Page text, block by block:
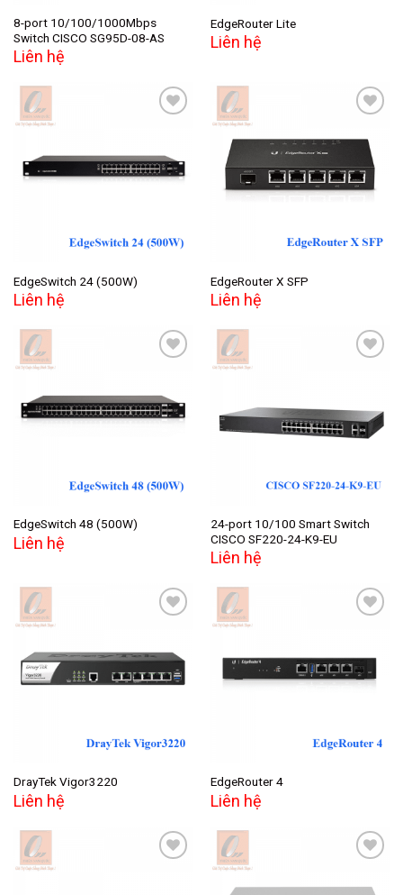
8-port 10/100/1000Mbps
Switch CISCO SG95D-08-AS
Liên hệ
EdgeRouter Lite
Liên hệ
Add to
wishlist
EdgeSwitch 24 (500W)
Liên hệ
Add to
wishlist
EdgeRouter X SFP
Liên hệ
Add to
wishlist
EdgeSwitch 48 (500W)
Liên hệ
wishlist
24-port 10/100 Smart Switch
CISCO SF220-24-K9-EU
Liên hệ
Add to
wishlist
DrayTek Vigor3220
Liên hệ
Add to
wishlist
EdgeRouter 4
Liên hệ